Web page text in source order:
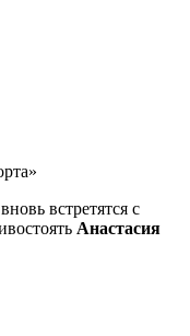
встретятся с
Анастасия